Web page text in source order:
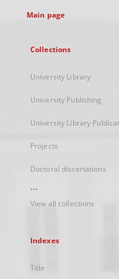
Main page
Collections
University Library
University Publishing
University Library
Projects
Doctoral dissertations
...
View all collections
Indexes
Title